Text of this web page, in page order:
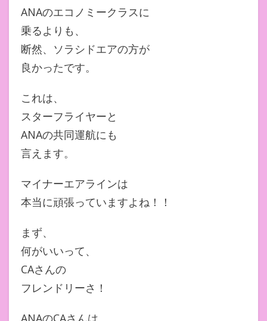
ANAのエコノミークラスに
乗るよりも、
断然、ソラシドエアの方が
良かったです。
これは、
スターフライヤーと
ANAの共同運航にも
言えます。
マイナーエアラインは
本当に頑張っていますよね！！
まず、
何がいいって、
CAさんの
フレンドリーさ！
ANAのCAさんは